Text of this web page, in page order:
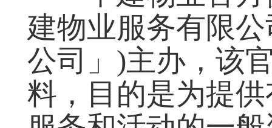
建物业服务有限
公司」)主办，该
料，目的是为提